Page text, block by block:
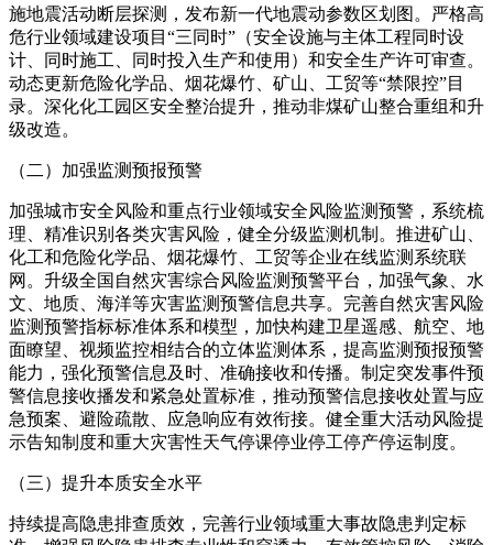
施地震活动断层探测，发布新一代地震动参数区划图。严格高
危行业领域建设项目“三同时”（安全设施与主体工程同时设
计、同时施工、同时投入生产和使用）和安全生产许可审查。
动态更新危险化学品、烟花爆竹、矿山、工贸等“禁限控”目
录。深化化工园区安全整治提升，推动非煤矿山整合重组和升
级改造。
（二）加强监测预报预警
加强城市安全风险和重点行业领域安全风险监测预警，系统梳
理、精准识别各类灾害风险，健全分级监测机制。推进矿山、
化工和危险化学品、烟花爆竹、工贸等企业在线监测系统联
网。升级全国自然灾害综合风险监测预警平台，加强气象、水
文、地质、海洋等灾害监测预警信息共享。完善自然灾害风险
监测预警指标标准体系和模型，加快构建卫星遥感、航空、地
面瞭望、视频监控相结合的立体监测体系，提高监测预报预警
能力，强化预警信息及时、准确接收和传播。制定突发事件预
警信息接收播发和紧急处置标准，推动预警信息接收处置与应
急预案、避险疏散、应急响应有效衔接。健全重大活动风险提
示告知制度和重大灾害性天气停课停业停工停产停运制度。
（三）提升本质安全水平
持续提高隐患排查质效，完善行业领域重大事故隐患判定标